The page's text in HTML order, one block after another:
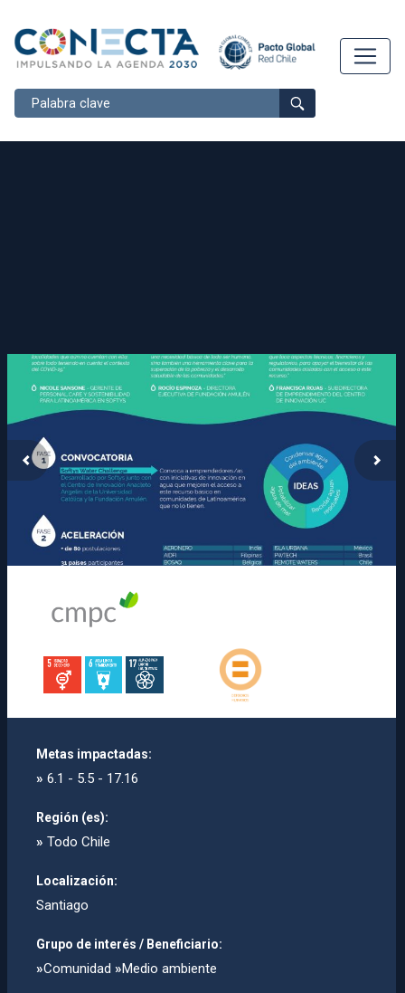
Buscar
Metas impactadas:
» 6.1 - 5.5 - 17.16
Región (es):
» Todo Chile
Localización:
Santiago
Grupo de interés / Beneficiario:
»Comunidad »Medio ambiente